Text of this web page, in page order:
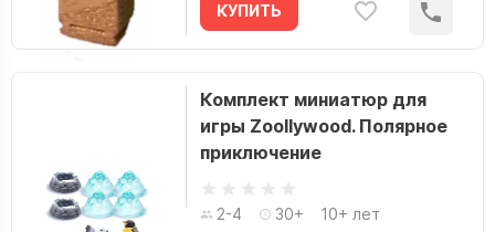
КУПИТЬ
Комплект миниатюр для
игры Zoollywood. Полярное
приключение
2-4 30+ 10+ лет